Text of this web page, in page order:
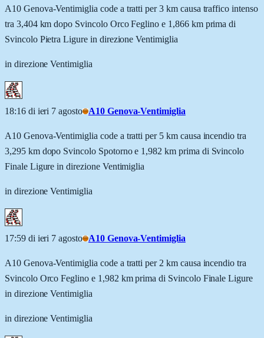
A10 Genova-Ventimiglia code a tratti per 3 km causa traffico intenso
tra 3,404 km dopo Svincolo Orco Feglino e 1,866 km prima di
Svincolo Pietra Ligure in direzione Ventimiglia
in direzione Ventimiglia
18:16 di ieri 7 agosto A10 Genova-Ventimiglia
A10 Genova-Ventimiglia code a tratti per 5 km causa incendio tra
3,295 km dopo Svincolo Spotorno e 1,982 km prima di Svincolo
Finale Ligure in direzione Ventimiglia
in direzione Ventimiglia
17:59 di ieri 7 agosto A10 Genova-Ventimiglia
A10 Genova-Ventimiglia code a tratti per 2 km causa incendio tra
Svincolo Orco Feglino e 1,982 km prima di Svincolo Finale Ligure
in direzione Ventimiglia
in direzione Ventimiglia